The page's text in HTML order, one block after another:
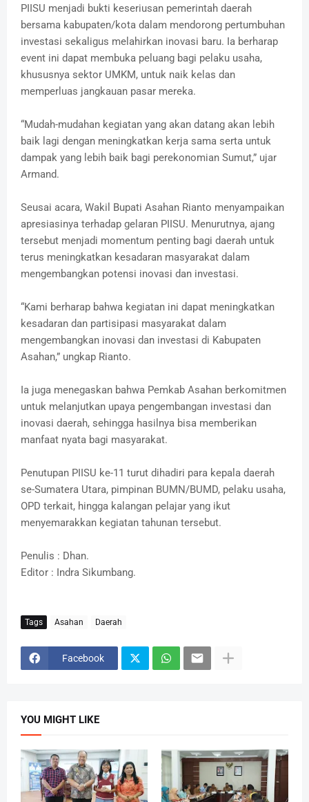
PIISU menjadi bukti keseriusan pemerintah daerah
bersama kabupaten/kota dalam mendorong pertumbuhan
investasi sekaligus melahirkan inovasi baru. Ia berharap
event ini dapat membuka peluang bagi pelaku usaha,
khususnya sektor UMKM, untuk naik kelas dan
memperluas jangkauan pasar mereka.
“Mudah-mudahan kegiatan yang akan datang akan lebih
baik lagi dengan meningkatkan kerja sama serta untuk
dampak yang lebih baik bagi perekonomian Sumut,” ujar
Armand.
Seusai acara, Wakil Bupati Asahan Rianto menyampaikan
apresiasinya terhadap gelaran PIISU. Menurutnya, ajang
tersebut menjadi momentum penting bagi daerah untuk
terus meningkatkan kesadaran masyarakat dalam
mengembangkan potensi inovasi dan investasi.
“Kami berharap bahwa kegiatan ini dapat meningkatkan
kesadaran dan partisipasi masyarakat dalam
mengembangkan inovasi dan investasi di Kabupaten
Asahan,” ungkap Rianto.
Ia juga menegaskan bahwa Pemkab Asahan berkomitmen
untuk melanjutkan upaya pengembangan investasi dan
inovasi daerah, sehingga hasilnya bisa memberikan
manfaat nyata bagi masyarakat.
Penutupan PIISU ke-11 turut dihadiri para kepala daerah
se-Sumatera Utara, pimpinan BUMN/BUMD, pelaku usaha,
OPD terkait, hingga kalangan pelajar yang ikut
menyemarakkan kegiatan tahunan tersebut.
Penulis : Dhan.
Editor : Indra Sikumbang.
Tags Asahan Daerah
Facebook
YOU MIGHT LIKE